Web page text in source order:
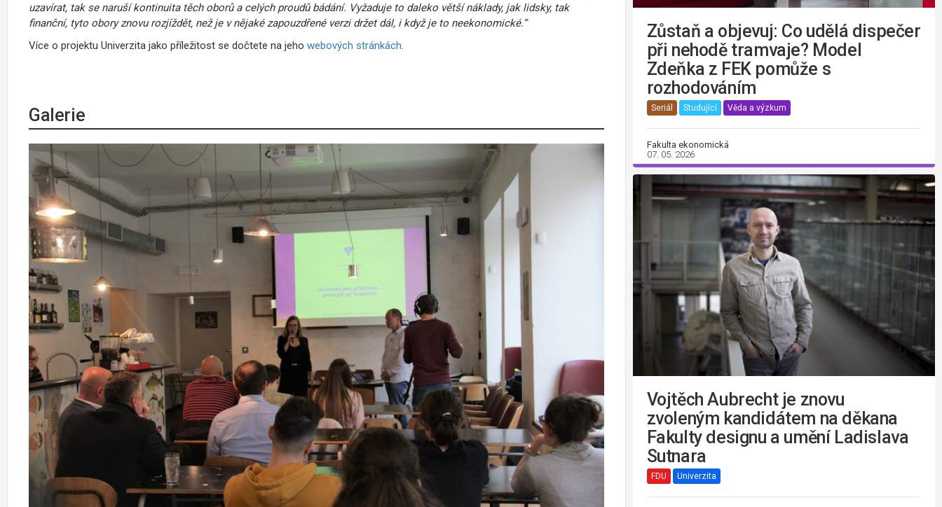
uzavírat, tak se naruší kontinuita těch oborů a celých proudů bádání. Vyžaduje to daleko větší náklady, jak lidsky, tak
finanční, tyto obory znovu rozjíždět, než je v nějaké zapouzdřené verzi držet dál, i když je to neekonomické.“
Více o projektu Univerzita jako příležitost se dočtete na jeho webových stránkách
Galerie
Zůstaň a objevuj: Co udělá dispečer
při nehodě tramvaje? Model
Zdeňka z FEK pomůže s
rozhodováním
Seriál Studující Věda a výzkum
Fakulta ekonomická
07. 05. 2026
Vojtěch Aubrecht je znovu
zvoleným kandidátem na děkana
Fakulty designu a umění Ladislava
Sutnara
FDU Univerzita